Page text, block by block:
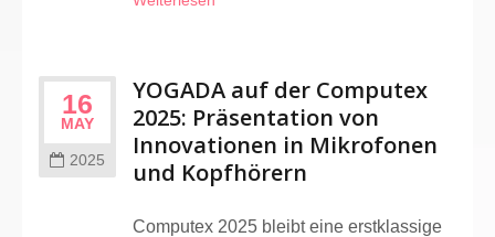
16
MAY
2025
YOGADA auf der Computex
2025: Präsentation von
Innovationen in Mikrofonen
und Kopfhörern
Computex 2025 bleibt eine erstklassige